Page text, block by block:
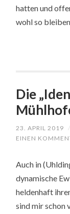
hatten und
wohl so
Die
23. APRIL 2019 /
EINEN
Auch in
dynamische
heldenhaft
sind mir schon